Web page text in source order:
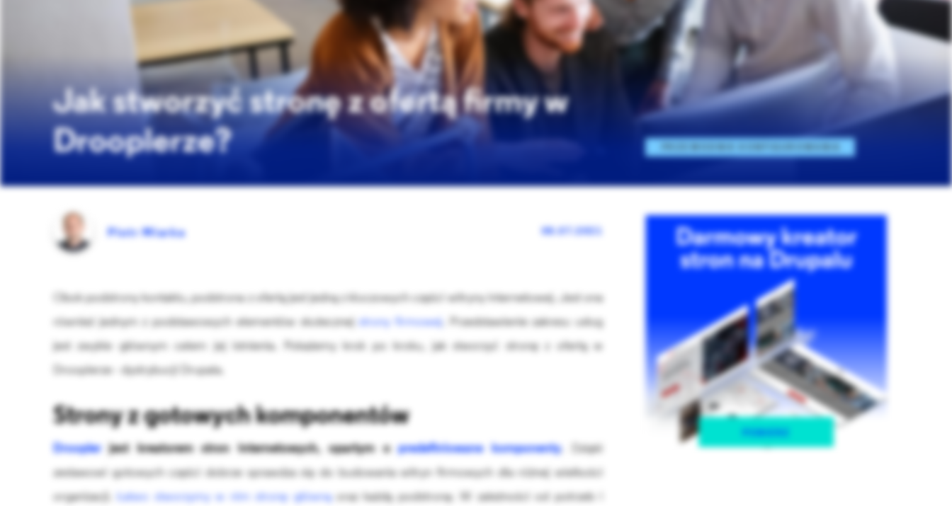
Jak stworzyć stronę z ofertą firmy w
Drooplerze?
Piotr Miarka 08.07.2021
Obok podstrony kontaktu, podstrona z ofertą jest jedną z kluczowych części witryny internetowej. Jest ona
również jednym z podstawowych elementów skutecznej
strony firmowej . Przedstawienie zakresu usług
jest zwykle głównym celem jej istnienia. Pokażemy krok po kroku, jak stworzyć stronę z ofertą w
Drooplerze - dystrybucji Drupala.
Strony z gotowych komponentów
Droopler jest kreatorem stron internetowych, opartym opredefiniowane komponenty. Dzięki
zestawowi gotowych części dobrze sprawdza się do budowania witryn firmowych dla różnej wielkości
organizacji.
Łatwo stworzymy w nim stronę głównąoraz każdą podstronę. W zależności od potrzeb i